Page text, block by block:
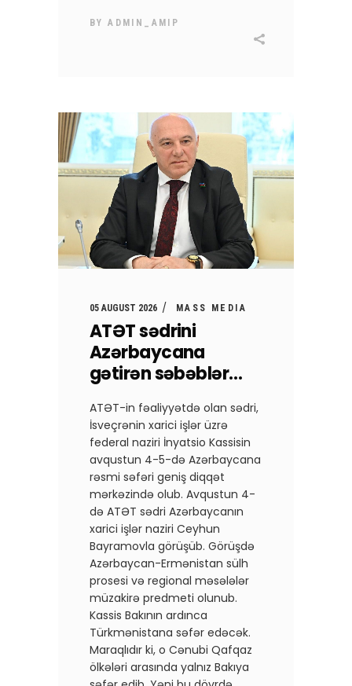
BYADMIN_AMIP
05 AUGUST 2026 MASS MEDIA
ATƏT sədrini
Azərbaycana
gətirən səbəblər…
ATƏT-in fəaliyyətdə olan sədri,
İsveçrənin xarici işlər üzrə
federal naziri İnyatsio Kassisin
avqustun 4-5-də Azərbaycana
rəsmi səfəri geniş diqqət
mərkəzində olub. Avqustun 4-
də ATƏT sədri Azərbaycanın
xarici işlər naziri Ceyhun
Bayramovla görüşüb. Görüşdə
Azərbaycan-Ermənistan sülh
prosesi və regional məsələlər
müzakirə predmeti olunub.
Kassis Bakının ardınca
Türkmənistana səfər edəcək.
Maraqlıdır ki, o Cənubi Qafqaz
ölkələri arasında yalnız Bakıya